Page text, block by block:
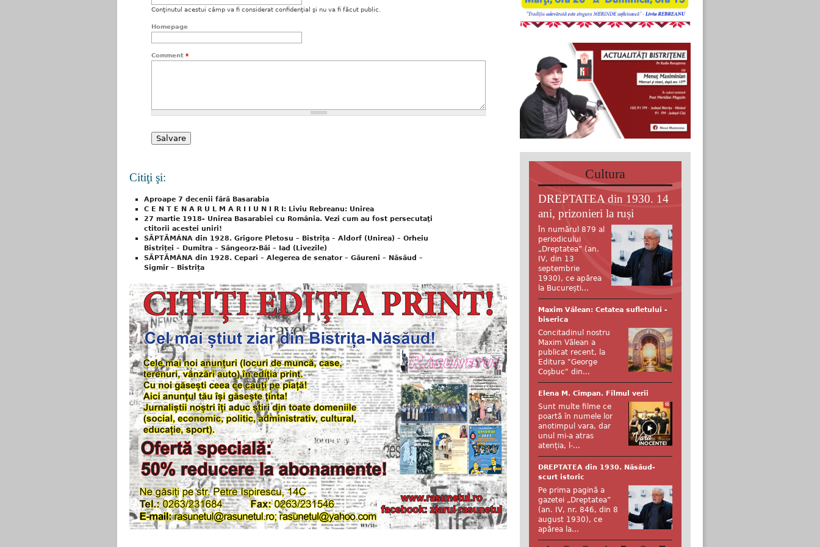
Conţinutul acestui câmp va fi considerat confidenţial şi nu va fi făcut public.
Homepage
Comment *
Citiţi şi:
Aproape 7 decenii fără Basarabia
C E N T E N A R U L M A R I I U N I R I: Liviu Rebreanu: Unirea
27 martie 1918- Unirea Basarabiei cu România. Vezi cum au fost persecutaţi
ctitorii acestei uniri!
SĂPTĂMÂNA din 1928. Grigore Pletosu – Bistrița – Aldorf (Unirea) – Orheiu
Bistriței – Dumitra – Sângeorz-Băi – Iad (Livezile)
SĂPTĂMÂNA din 1928. Cepari – Alegerea de senator – Găureni – Năsăud –
Sigmir – Bistrița
Cultura
DREPTATEA din 1930. 14
ani, prizonieri la ruși
În numărul 879 al
periodicului
„Dreptatea” (an.
IV, din 13
septembrie
1930), ce apărea
la București...
Maxim Vălean: Cetatea sufletului -
biserica
Concitadinul nostru
Maxim Vălean a
publicat recent, la
Editura "George
Coşbuc" din...
Elena M. Cîmpan. Filmul verii
Sunt multe filme ce
poartă în numele lor
anotimpul vara, dar
unul mi-a atras
atenția, l-...
DREPTATEA din 1930. Năsăud-
scurt istoric
Pe prima pagină a
gazetei „Dreptatea”
(an. IV, nr. 846, din 8
august 1930), ce
apărea la...